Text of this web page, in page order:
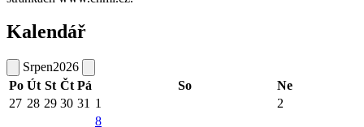
Kalendář
Srpen2026
Po Út St Čt Pá So
Ne
27 28 29 30 31 1 2
8